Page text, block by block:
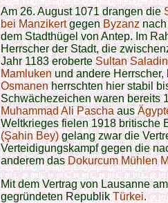
Am 26. August 1071 drangen die
bei ManzikertgegenByzanznach
dem Stadthügel von Antep. Im
Herrscher der Stadt, die
Jahr 1183 eroberteSultan
Mamlukenund andere
Osmanenherrschten hier stabil
Schwächezeichen waren bereits
Muhammad Ali Paschaaus
Weltkrieges fielen 1918 britische
(Şahin Bey)gelang zwar die
Verteidigungskampf gegen die
anderem dasDokurcum Mühlen
Mit dem Vertrag von Lausanne
gegründeten RepublikTürkei.